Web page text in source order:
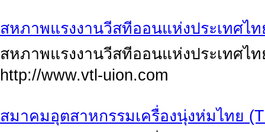
สหภาพแรงงานวีสทีออนแห่งประเทศไท
สหภาพแรงงานวีสทีออนแห่งประเทศไท
http://www.vtl-uion.com
สมาคมอุตสาหกรรมเครื่องนุ่งห่มไทย